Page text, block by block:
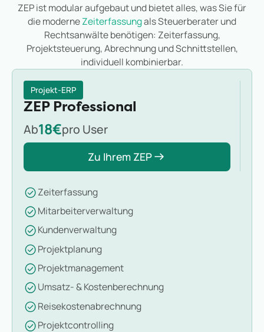
ZEP ist modular aufgebaut und bietet alles, was Sie für
die moderneZeiterfassungals Steuerberater und
Rechtsanwälte benötigen: Zeiterfassung,
Projektsteuerung, Abrechnung und Schnittstellen,
individuell kombinierbar.
Projekt-ERP
ZEP Professional
Ab18€pro User
Zu Ihrem ZEP
Zeiterfassung
Mitarbeiterverwaltung
Kundenverwaltung
Projektplanung
Projektmanagement
Umsatz- & Kostenberechnung
Reisekostenabrechnung
Projektcontrolling